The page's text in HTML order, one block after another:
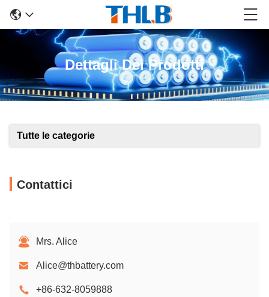
Dettagli Dei Prodotti
Tutte le categorie
Contattici
Mrs. Alice
Alice@thbattery.com
+86-632-8059888